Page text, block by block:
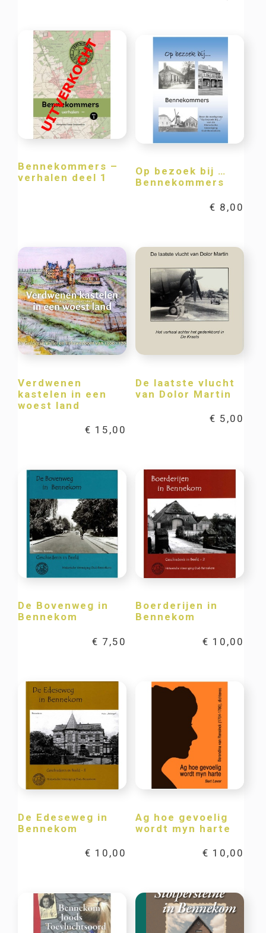
Bennekommers –
verhalen deel 1
Op bezoek bij …
Bennekommers
€ 8,00
Verdwenen
kastelen in een
woest land
€ 15,00
De laatste vlucht
van Dolor Martin
€ 5,00
De Bovenweg in
Bennekom
€ 7,50
Boerderijen in
Bennekom
€ 10,00
De Edeseweg in
Bennekom
€ 10,00
Ag hoe gevoelig
wordt myn harte
€ 10,00